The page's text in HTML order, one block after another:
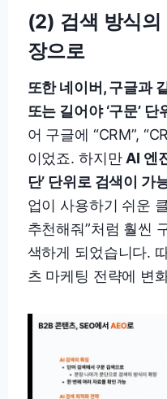
(2) 검색 방식
장으로
또한 네이버, 구글과
또는 길어야 ‘구문’
어 구글에 “CRM”,
이었죠. 하지만 AI 엔
단’ 단위로 검색이 가
업이 사용하기 쉬운
추천해줘”처럼 훨씬
색하게 되었습니다.
츠 마케팅 전략에 변